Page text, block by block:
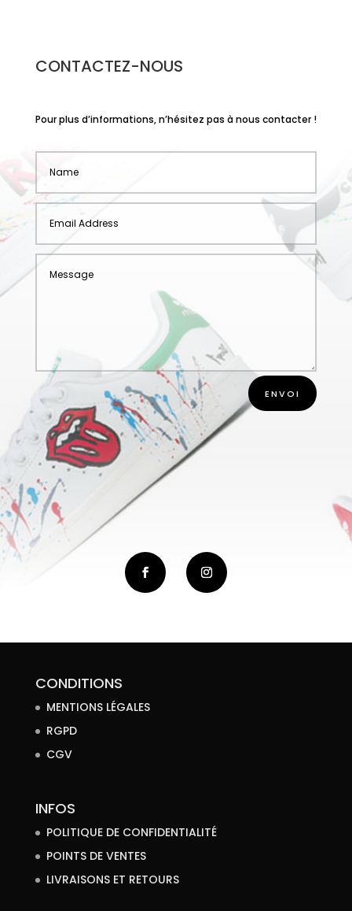
CONTACTEZ-NOUS
Pour plus d’informations, n’hésitez pas à nous contacter !
ENVOI
CONDITIONS
MENTIONS LÉGALES
RGPD
CGV
INFOS
POLITIQUE DE CONFIDENTIALITÉ
POINTS DE VENTES
LIVRAISONS ET RETOURS